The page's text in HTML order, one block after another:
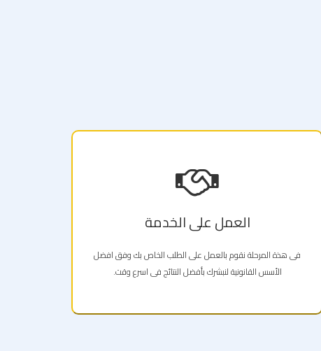
العمل على الخدمة
فى هذة المرحلة نقوم بالعمل على الطلب الخاص بك وفق افضل
الأسس القانونية لنبشرك بأفضل النتائج فى اسرع وقت.